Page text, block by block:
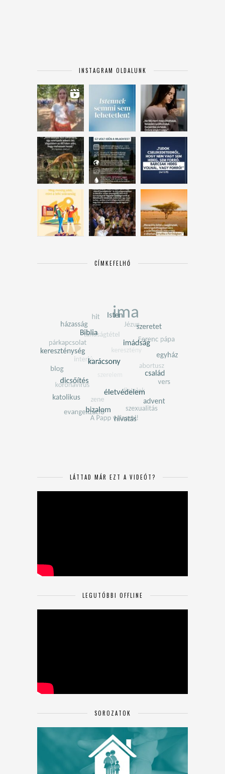
INSTAGRAM OLDALUNK
CÍMKEFELHŐ
LÁTTAD MÁR EZT A VIDEÓT?
LEGUTÓBBI OFFLINE
SOROZATOK